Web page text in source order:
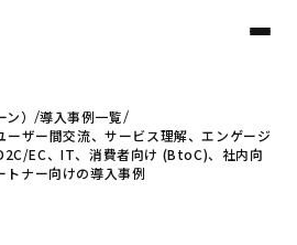
て
）
導入事例一覧
ーザー間交流、サービス理解、エンゲージ
EC、IT、消費者向け (BtoC)、社内向
ナー向けの導入事例